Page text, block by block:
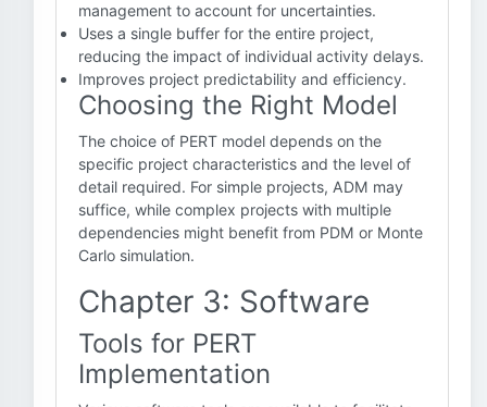
management to account for uncertainties.
Uses a single buffer for the entire project,
reducing the impact of individual activity delays.
Improves project predictability and efficiency.
Choosing the Right Model
The choice of PERT model depends on the
specific project characteristics and the level of
detail required. For simple projects, ADM may
suffice, while complex projects with multiple
dependencies might benefit from PDM or Monte
Carlo simulation.
Chapter 3: Software
Tools for PERT
Implementation